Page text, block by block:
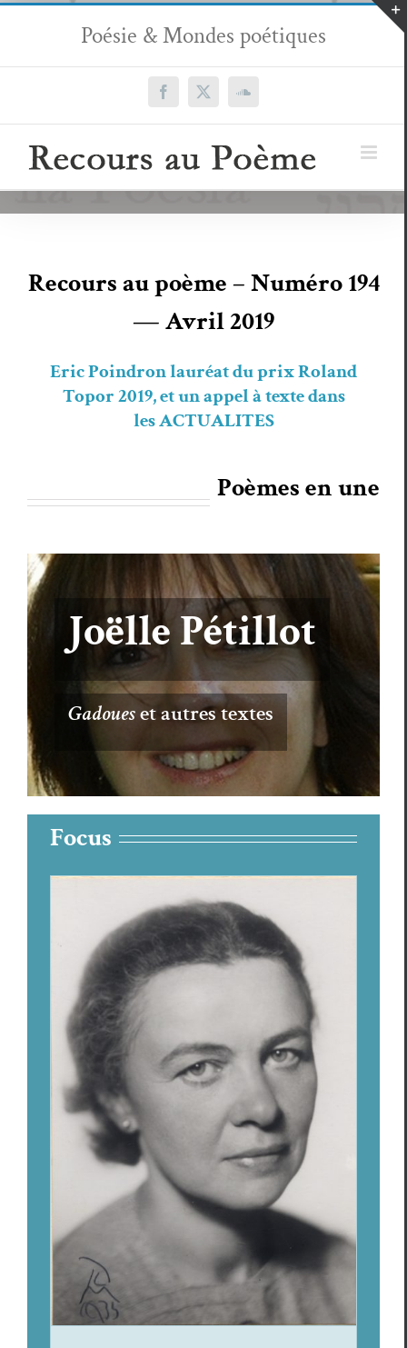
Passer
contenu
Poésie & Mondes poétiques
Facebook
X SoundCloud
Recours au poème – Numéro 194
— Avril 2019
Eric Poindronlau­réat du prix Roland
Topor 2019, et un appel à texte dans
lesACTUALITES
Poèmes en une
Joëlle Pétillot
Gadoueset autres textes
Focus
Sara Sand /Stina Aronson, poète
et féministe suédoise
Sara Sand